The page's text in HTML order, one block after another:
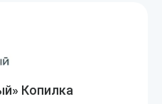
Копилка